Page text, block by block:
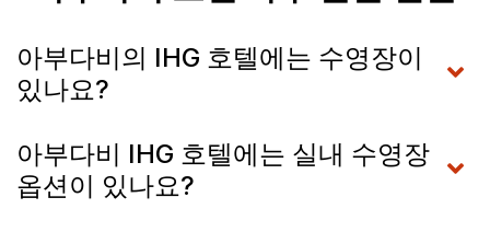
아부다비의 IHG 호텔에는 수영장이
있나요?
아부다비 IHG 호텔에는 실내 수영장
옵션이 있나요?